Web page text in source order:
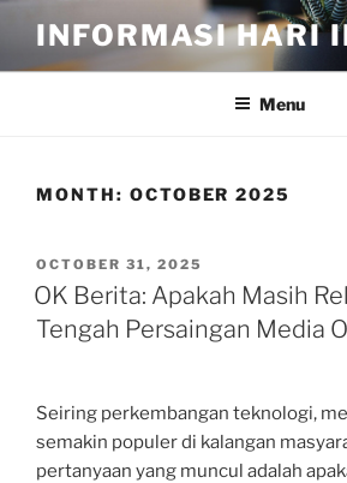
content
INFORMASI HARI
Menu
MONTH: OCTOBER 2025
POSTED
ON
OCTOBER 31, 2025
OK Berita: Apakah Masih
Tengah Persaingan Media
Seiring perkembangan teknologi,
semakin populer di kalangan
pertanyaan yang muncul adalah